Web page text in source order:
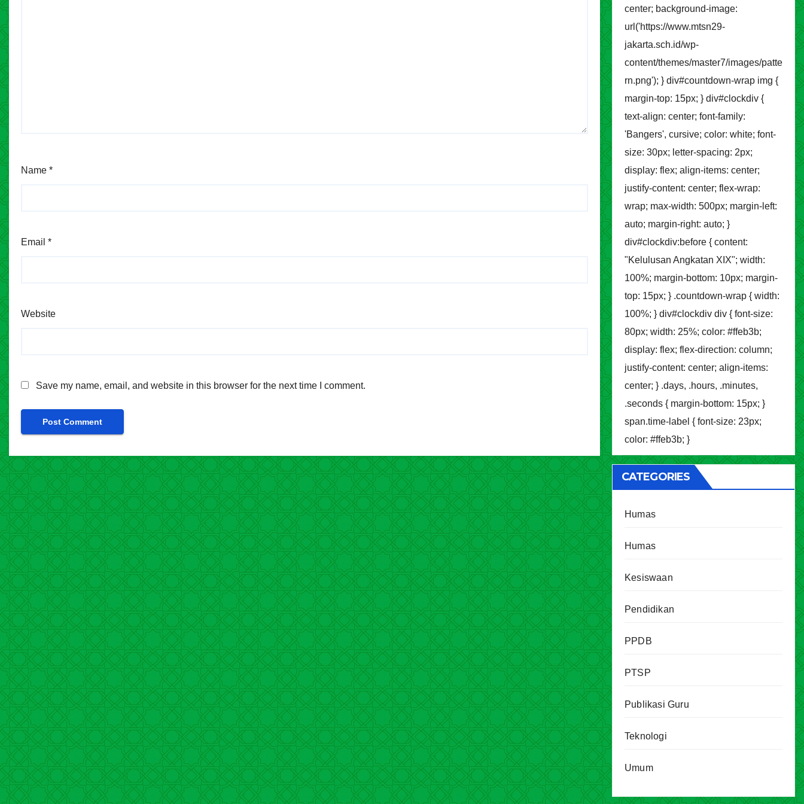
Name *
Email *
Website
Save my name, email, and website in this browser for the next time I comment.
center; background-image:
url('https://www.mtsn29-
jakarta.sch.id/wp-
content/themes/master7/images/patte
rn.png'); } div#countdown-wrap img {
margin-top: 15px; } div#clockdiv {
text-align: center; font-family:
'Bangers', cursive; color: white; font-
size: 30px; letter-spacing: 2px;
display: flex; align-items: center;
justify-content: center; flex-wrap:
wrap; max-width: 500px; margin-left:
auto; margin-right: auto; }
div#clockdiv:before { content:
"Kelulusan Angkatan XIX"; width:
100%; margin-bottom: 10px; margin-
top: 15px; } .countdown-wrap { width:
100%; } div#clockdiv div { font-size:
80px; width: 25%; color: #ffeb3b;
display: flex; flex-direction: column;
justify-content: center; align-items:
center; } .days, .hours, .minutes,
.seconds { margin-bottom: 15px; }
span.time-label { font-size: 23px;
color: #ffeb3b; }
CATEGORIES
Humas
Humas
Kesiswaan
Pendidikan
PPDB
PTSP
Publikasi Guru
Teknologi
Umum